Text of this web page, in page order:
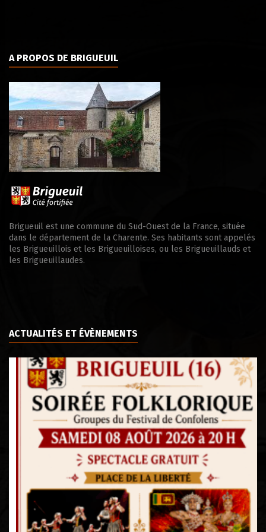
A PROPOS DE BRIGUEUIL
Brigueuil est une commune du Sud-Ouest de la France, située
dans le département de la Charente. Ses habitants sont appelés
les Brigueuillois et les Brigueuilloises, ou les Brigueuillauds et
les Brigueuillaudes.
ACTUALITÉS ET ÉVÈNEMENTS